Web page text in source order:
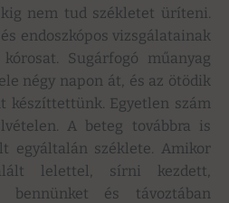
nem tud székletet üríteni.
endoszkópos vizsgálatainak
Sugárfogó műanyag
négy napon át, és az ötödik
készíttettünk. Egyetlen szám
A beteg továbbra is
egyáltalán széklete. Amikor
lelettel, sírni kezdett,
bennünket és távoztában